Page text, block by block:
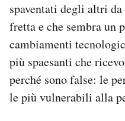
spaventati degli altri
fretta e che sembra un
cambiamenti
più spaesanti che
perché sono false: le
le più vulnerabili alla